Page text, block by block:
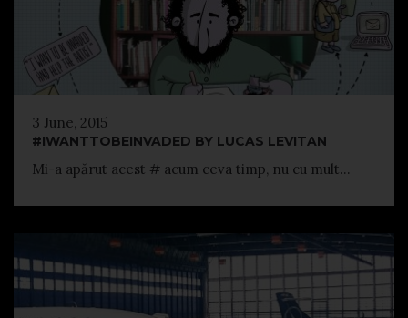
3 June, 2015
#IWANTTOBEINVADED BY LUCAS LEVITAN
Mi-a apărut acest # acum ceva timp, nu cu mult...